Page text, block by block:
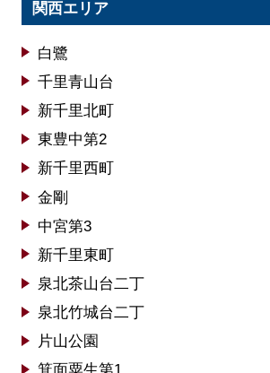
関西エリア
白鷺
千里青山台
新千里北町
東豊中第2
新千里西町
金剛
中宮第3
新千里東町
泉北茶山台二丁
泉北竹城台二丁
片山公園